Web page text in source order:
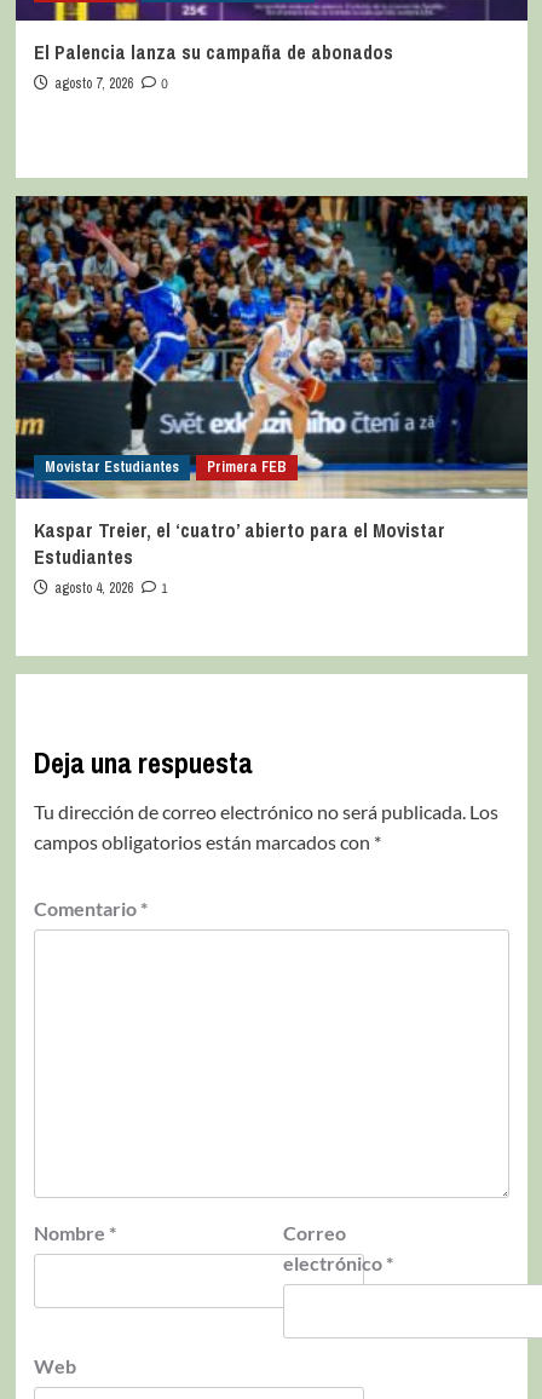
El Palencia lanza su campaña de abonados
agosto 7, 2026 0
Movistar Estudiantes Primera FEB
Kaspar Treier, el ‘cuatro’ abierto para el Movistar
Estudiantes
agosto 4, 2026 1
Deja una respuesta
Tu dirección de correo electrónico no será publicada. Los
campos obligatorios están marcados con *
Comentario *
Nombre *
Correo
electrónico *
Web